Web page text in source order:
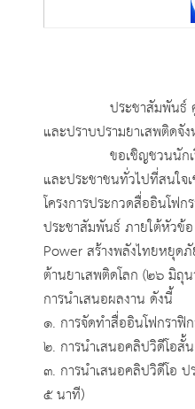
ประชาสัมพันธ์ ศูนย์
และปราบปรามยาเสพติดจั
ขอเชิญชวนนักเรีย
และประชาชนทั่วไปที่สนใจ
โครงการประกวดสื่ออินโฟ
ประชาสัมพันธ์ ภายใต้หัวข้
Power สร้างพลังไทยหยุด
ต้านยาเสพติดโลก (๒๖ มิถุ
การนำเสนอผลงาน ดังนี้
๑. การจัดทำสื่ออินโฟกราฟิ
๒. การนำเสนอคลิปวิดีโอสั้
๓. การนำเสนอคลิปวิดีโอ ป
๕ นาที)